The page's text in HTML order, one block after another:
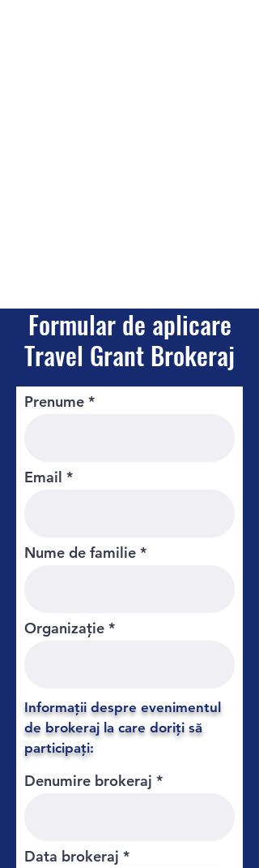
Formular de aplicare
Travel Grant Brokeraj
Prenume
Email
Nume de familie
Organizație
Informații despre evenimentul
de brokeraj la care doriți să
participați:
Denumire brokeraj
Data brokeraj *r